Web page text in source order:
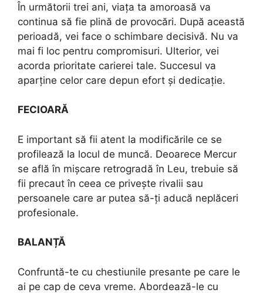
În următorii trei ani, viața ta amoroasă va
continua să fie plină de provocări. După această
perioadă, vei face o schimbare decisivă. Nu va
mai fi loc pentru compromisuri. Ulterior, vei
acorda prioritate carierei tale. Succesul va
aparține celor care depun efort și dedicație.
FECIOARĂ
E important să fii atent la modificările ce se
profilează la locul de muncă. Deoarece Mercur
se află în mișcare retrogradă în Leu, trebuie să
fii precaut în ceea ce privește rivalii sau
persoanele care ar putea să-ți aducă neplăceri
profesionale.
BALANȚĂ
Confruntă-te cu chestiunile presante pe care le
ai pe cap de ceva vreme. Abordează-le cu